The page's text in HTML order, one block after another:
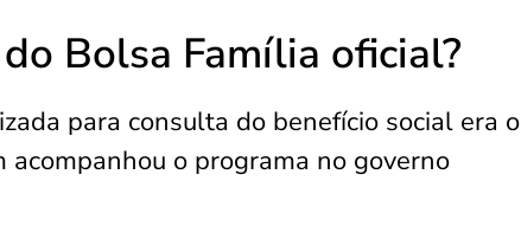
Bolsa Família oficial?
para consulta do benefício social era o
acompanhou o programa no governo